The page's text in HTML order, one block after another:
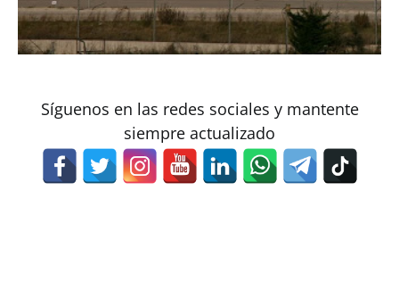
Síguenos en las redes sociales y mantente
siempre actualizado